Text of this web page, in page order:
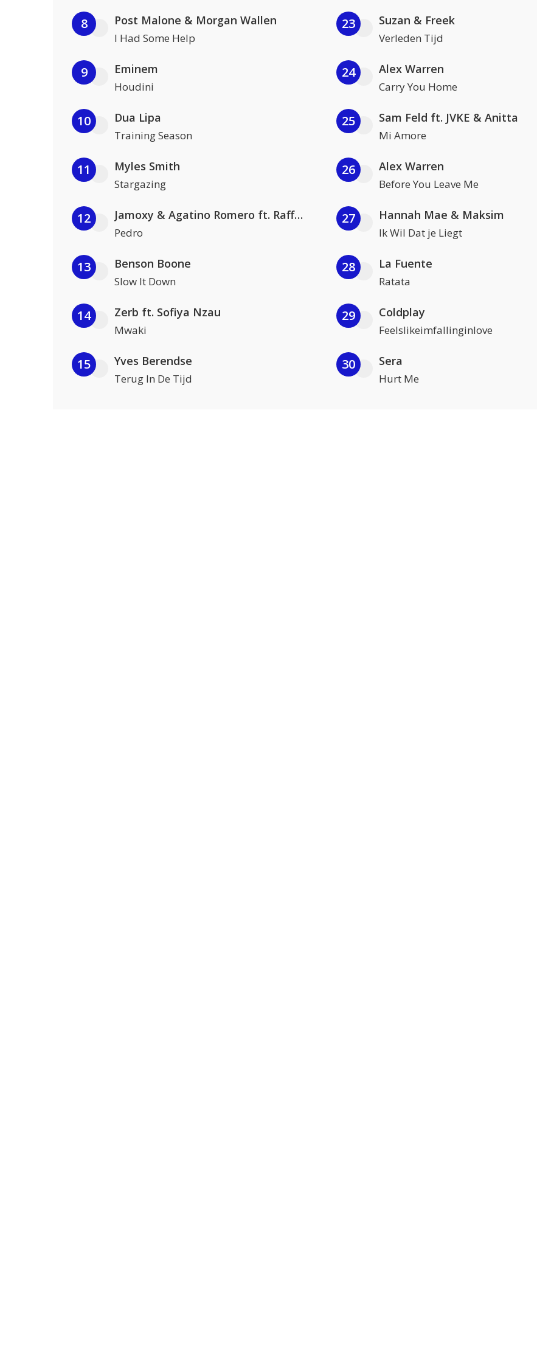
8 Post Malone & Morgan Wallen
I Had Some Help
9 Eminem
Houdini
10 Dua Lipa
Training Season
11 Myles Smith
Stargazing
12 Jamoxy & Agatino Romero ft. Raffaella Carrà
Pedro
13 Benson Boone
Slow It Down
14 Zerb ft. Sofiya Nzau
Mwaki
15 Yves Berendse
Terug In De Tijd
23 Suzan & Freek
Verleden Tijd
24 Alex Warren
Carry You Home
25 Sam Feld ft. JVKE & Anitta
Mi Amore
26 Alex Warren
Before You Leave Me
27 Hannah Mae & Maksim
Ik Wil Dat je Liegt
28 La Fuente
Ratata
29 Coldplay
Feelslikeimfallinginlove
30 Sera
Hurt Me